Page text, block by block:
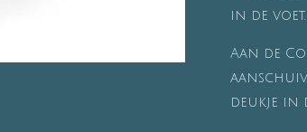
in de voet.
Aan de
deukje in